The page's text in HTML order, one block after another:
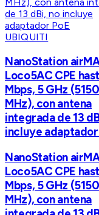
UBIQUITI
NanoStation
Loco5AC CPE
Mbps, 5 GHz
MHz), con antena
integrada de 13
incluye adaptador
NanoStation
Loco5AC CPE
Mbps, 5 GHz
MHz), con antena